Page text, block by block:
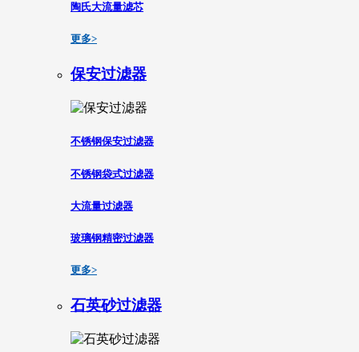
陶氏大流量滤芯
更多>
保安过滤器
不锈钢保安过滤器
不锈钢袋式过滤器
大流量过滤器
玻璃钢精密过滤器
更多>
石英砂过滤器